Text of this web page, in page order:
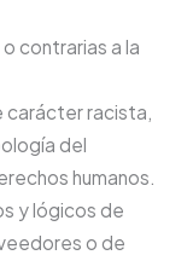
contrarias a la
racista,
del
humanos.
y lógicos de
o de